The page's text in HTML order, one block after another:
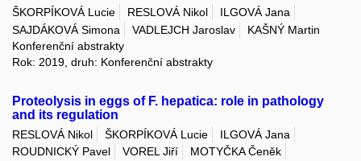
ŠKORPÍKOVÁ Lucie RESLOVÁ Nikol
ILGOVÁ Jana
SAJDÁKOVÁ Simona
VADLEJCH Jaroslav
KAŠNÝ Martin
Konferenční abstrakty
Rok: 2019, druh: Konferenční abstrakty
Proteolysis in eggs of F. hepatica: role in pathology
and its regulation
RESLOVÁ Nikol ŠKORPÍKOVÁ Lucie
ILGOVÁ Jana
ROUDNICKÝ Pavel
VOREL Jiří
MOTYČKA Čeněk